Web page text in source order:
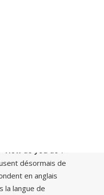
« How do you do ? »
désormais de
en anglais
la langue de